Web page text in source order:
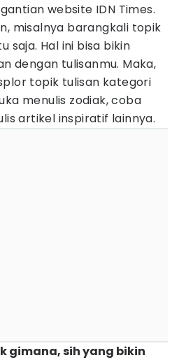
website IDN Times.
misalnya barangkali topik
saja. Hal ini bisa bikin
dengan tulisanmu. Maka,
topik tulisan kategori
menulis zodiak, coba
artikel inspiratif lainnya.
gimana, sih yang bikin